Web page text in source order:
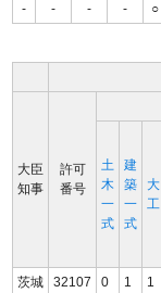
- - - - ○
大臣
知事
許可
番号
土
木
一
式
建
築
一
式
大
工
茨城
32107
0 1 1